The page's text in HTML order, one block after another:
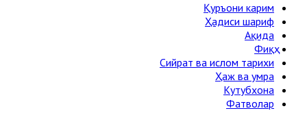
Қуръони карим
Ҳадиси шариф
Ақида
Фиқҳ
Сийрат ва ислом тарихи
Ҳаж ва умра
Кутубхона
Фатволар